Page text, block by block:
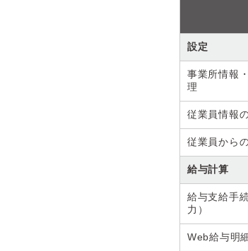
設定
事業所情報
理
従業員情報
従業員から
給与計算
給与支給手
力）
Web給与明